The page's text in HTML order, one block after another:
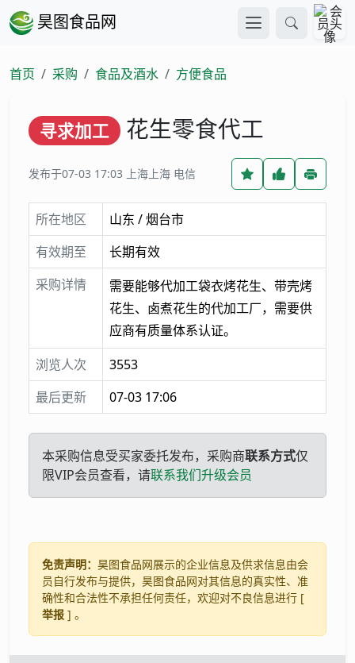
昊图食品网
首页 采购 食品及酒水 方便食品
寻求加工 花生零食代工
发布于07-03 17:03 上海上海 电信
所在地区
山东 / 烟台市
有效期至
长期有效
采购详情
需要能够代加工袋衣烤花生、带壳烤
花生、卤煮花生的代加工厂，需要供
应商有质量体系认证。
浏览人次
3553
最后更新
07-03 17:06
本采购信息受买家委托发布，采购商联系方式仅
限VIP会员查看，请联系我们升级会员
免责声明： 昊图食品网展示的企业信息及供求信息由会
员自行发布与提供，昊图食品网对其信息的真实性、准
确性和合法性不承担任何责任，欢迎对不良信息进行 [
举报 ] 。